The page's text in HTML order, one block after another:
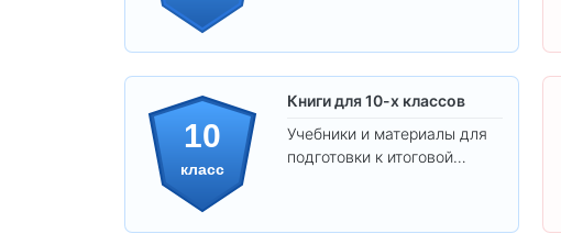
10
класс
Книги для 10-х классов
Учебники и материалы для
подготовки к итоговой